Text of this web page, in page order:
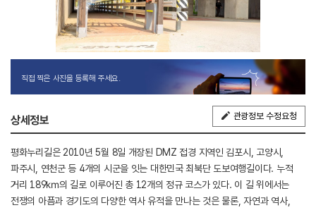
직접 찍은 사진을 등록해 주세요.
상세정보 관광정보 수정요청
평화누리길은 2010년 5월 8일 개장된 DMZ 접경 지역인 김포시, 고양시,
파주시, 연천군 등 4개의 시군을 잇는 대한민국 최북단 도보여행길이다. 누적
거리 189㎞의 길로 이루어진 총 12개의 정규 코스가 있다. 이 길 위에서는
전쟁의 아픔과 경기도의 다양한 역사 유적을 만나는 것은 물론, 자연과 역사,